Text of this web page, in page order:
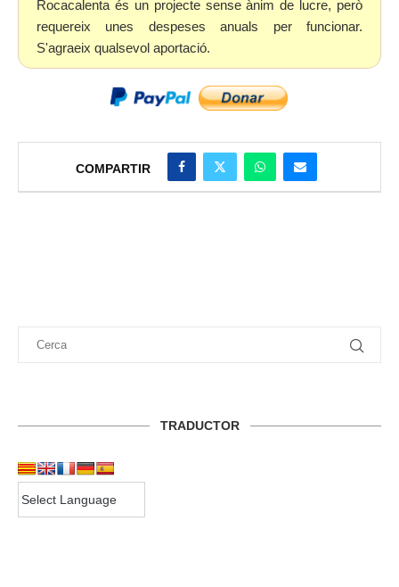
Rocacalenta és un projecte sense ànim de lucre, però
requereix unes despeses anuals per funcionar.
S'agraeix qualsevol aportació.
COMPARTIR
TRADUCTOR